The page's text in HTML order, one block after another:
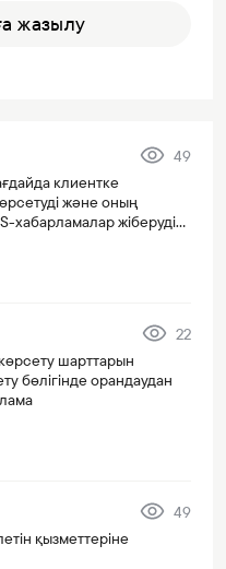
жазылу
49
клиентке
және оның
хабарламалар жіберуді
22
шарттарын
бөлігінде орандаудан
49
қызметтеріне